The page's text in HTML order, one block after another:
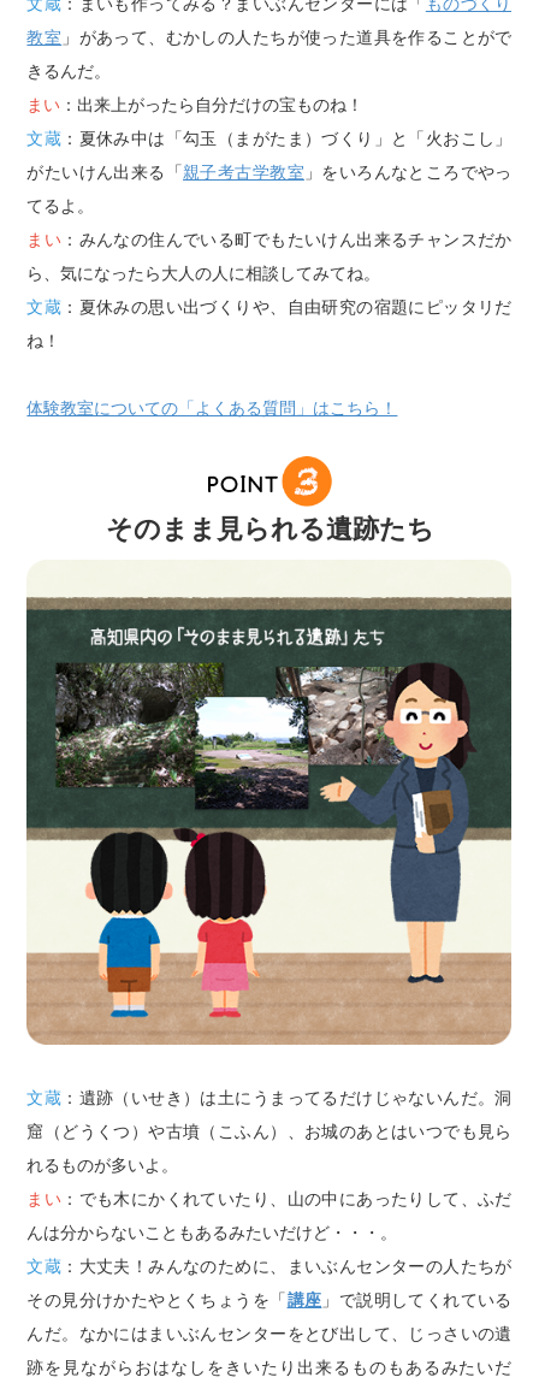
文蔵 ：まいも作ってみる？まいぶんセンターには「 ものづくり
教室 」があって、むかしの人たちが使った道具を作ることがで
きるんだ。
まい ：出来上がったら自分だけの宝ものね！
文蔵 ：夏休み中は「勾玉（まがたま）づくり」と「火おこし」
がたいけん出来る「親子考古学教室 」をいろんなところでやっ
てるよ。
まい ：みんなの住んでいる町でもたいけん出来るチャンスだか
ら、気になったら大人の人に相談してみてね。
文蔵 ：夏休みの思い出づくりや、自由研究の宿題にピッタリだ
ね！
体験教室についての「よくある質問」はこちら！
そのまま見られる遺跡たち
文蔵 ：遺跡（いせき）は土にうまってるだけじゃないんだ。洞
窟（どうくつ）や古墳（こふん）、お城のあとはいつでも見ら
れるものが多いよ。
まい ：でも木にかくれていたり、山の中にあったりして、ふだ
んは分からないこともあるみたいだけど・・・。
文蔵 ：大丈夫！みんなのために、まいぶんセンターの人たちが
その見分けかたやとくちょうを「講座 」で説明してくれている
んだ。なかにはまいぶんセンターをとび出して、じっさいの遺
跡を見ながらおはなしをきいたり出来るものもあるみたいだ